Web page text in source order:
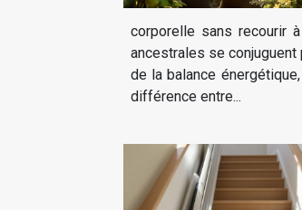
corporelle sans recourir
ancestrales se
de la balance
différence entre...